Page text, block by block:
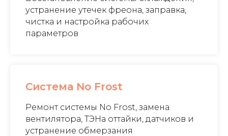
устранение утечек фреона, заправка,
чистка и настройка рабочих
параметров
Система No Frost
Ремонт системы No Frost, замена
вентилятора, ТЭНа оттайки, датчиков и
устранение обмерзания